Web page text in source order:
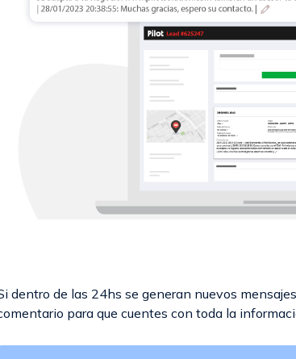
dentro de las 24hs se generan nuevos
para que cuentes con toda la